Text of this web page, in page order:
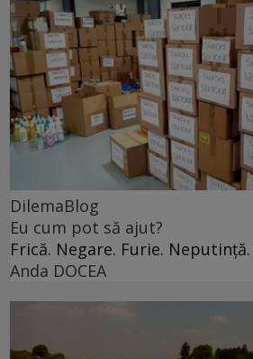
DilemaBlog
Eu cum pot să ajut?
Frică. Negare. Furie.
Anda DOCEA